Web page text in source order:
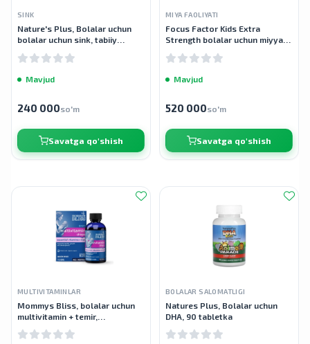
SINK
Nature's Plus, Bolalar uchun
bolalar uchun sink, tabiiy
Mavjud
240 000so'm
Savatga qo'shish
MIYA FAOLIYATI
Focus Factor Kids Extra
Strength bolalar uchun miyyani
chaynaladigan tabletka
Mavjud
520 000so'm
Savatga qo'shish
MULTIVITAMINLAR
Mommys Bliss, bolalar uchun
multivitamin + temir,
oz (30 ml)
BOLALAR SALOMATLIGI
Natures Plus, Bolalar uchun
DHA, 90 tabletka